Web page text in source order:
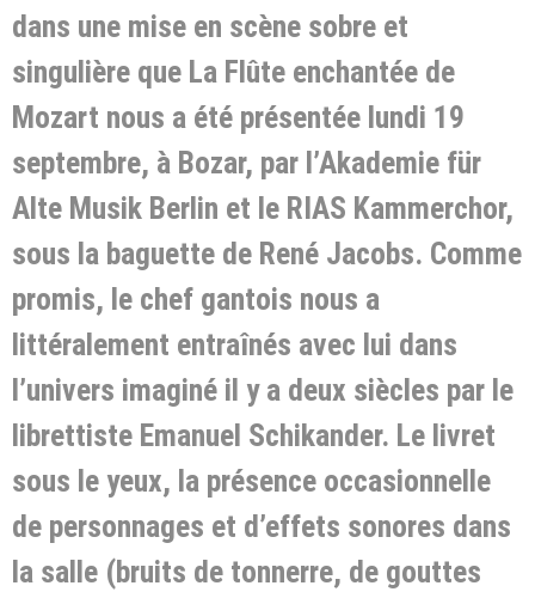
dans une mise en scène sobre et
singulière que La Flûte enchantée de
Mozart nous a été présentée lundi 19
septembre, à Bozar, par l’Akademie für
Alte Musik Berlin et le RIAS Kammerchor,
sous la baguette de René Jacobs. Comme
promis, le chef gantois nous a
littéralement entraînés avec lui dans
l’univers imaginé il y a deux siècles par le
librettiste Emanuel Schikander. Le livret
sous le yeux, la présence occasionnelle
de personnages et d’effets sonores dans
la salle (bruits de tonnerre, de gouttes